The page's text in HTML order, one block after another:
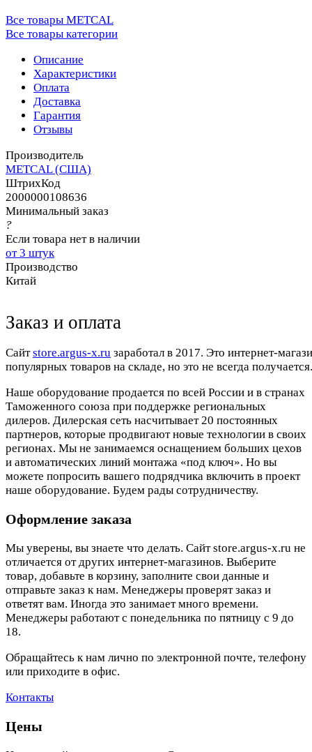
Все товары METCAL
Все товары категории
Описание
Характеристики
Оплата
Доставка
Гарантия
Отзывы
Производитель
METCAL (США)
ШтрихКод
2000000108636
Минимальный заказ
?
Если товара нет в наличии
от 3 штук
Производство
Китай
Заказ и оплата
Cайтstore.argus-x.ru заработал в 2017. Это интернет-
популярных товаров на складе, но это не всегда
Наше оборудование продается по всей России и в странах
Таможенного союза при поддержке региональных
дилеров. Дилерская сеть насчитывает 20 постоянных
партнеров, которые продвигают новые технологии в своих
регионах. Мы не занимаемся оснащением больших цехов
и автоматических линий монтажа «под ключ». Но вы
можете попросить вашего подрядчика включить в проект
наше оборудование. Будем рады сотрудничеству.
Оформление заказа
Мы уверены, вы знаете что делать. Сайт store.argus-x.ru не
отличается от других интернет-магазинов. Выберите
товар, добавьте в корзину, заполните свои данные и
отправьте заказ к нам. Менеджеры проверят заказ и
ответят вам. Иногда это занимает много времени.
Менеджеры работают с понедельника по пятницу с 9 до
18.
Обращайтесь к нам лично по электронной почте, телефону
или приходите в офис.
Контакты
Цены